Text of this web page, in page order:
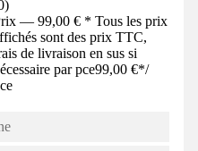
)
— 99,00 € * Tous les prix
sont des prix TTC,
de livraison en sus si
par pce99,00 €*/